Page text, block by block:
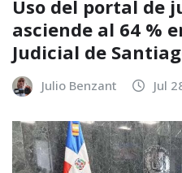
Uso del portal de
asciende al 64 %
Judicial de
Julio Benzant Jul